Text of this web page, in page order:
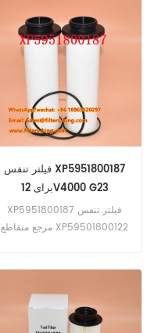
فیلتر تنفس XP5951800187
برای 12V4000 G23
XP5951800187 فیلتر تنفس
مرجع متقاطع XP59501800122